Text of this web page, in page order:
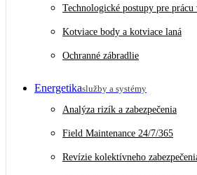
Technologické postupy pre prácu
Kotviace body a kotviace laná
Ochranné zábradlie
Energetikaslužby a systémy
Analýza rizík a zabezpečenia
Field Maintenance 24/7/365
Revízie kolektívneho